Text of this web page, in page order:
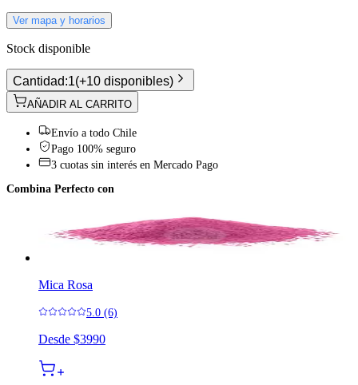
Ver mapa y horarios
Stock disponible
Cantidad:1(+10 disponibles)
AÑADIR AL CARRITO
Envío a todo Chile
Pago 100% seguro
3 cuotas sin interés en Mercado Pago
Combina Perfecto con
Mica Rosa
5.0 (6)
Desde $3990